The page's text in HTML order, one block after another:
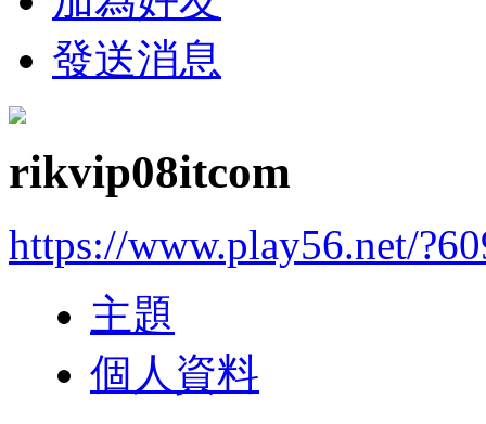
發送消息
rikvip08itcom
https://www.play56.net/
主題
個人資料